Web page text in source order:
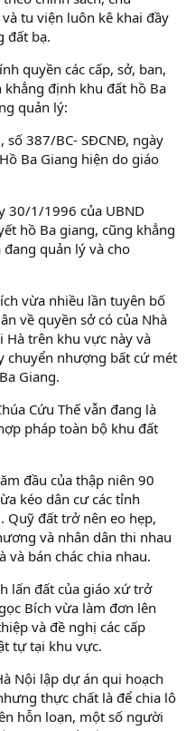
tu viện luôn kê khai đầy
đất bạ.
quyền các cấp, sở, ban,
định khu đất hồ Ba
quản lý:
số 387/BC- SĐCNĐ, ngày
Ba Giang hiện do giáo
30/1/1996 của UBND
hồ Ba giang, cũng khẳng
đang quản lý và cho
vừa nhiều lần tuyên bố
về quyền sở có của Nhà
Hà trên khu vực này và
chuyển nhượng bất cứ mét
Giang.
Cứu Thế vẫn đang là
pháp toàn bộ khu đất
đầu của thập niên 90
kéo dân cư các tỉnh
Quỹ đất trở nên eo hẹp,
và nhân dân thi nhau
và bán chác chia nhau.
lấn đất của giáo xứ trở
Bích vừa làm đơn lên
và đề nghị các cấp
tự tại khu vực.
Nội lập dự án qui hoạch
thực chất là để chia lô
hỗn loạn, một số người